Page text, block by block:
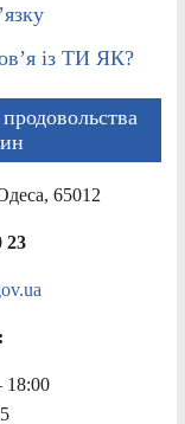
із ТИ ЯК?
65012
23
18:00